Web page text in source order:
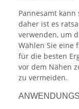
Pannesamt
daher ist es
verwenden, um
Wählen Sie eine
für die besten
vor dem Nähen
zu vermeiden.